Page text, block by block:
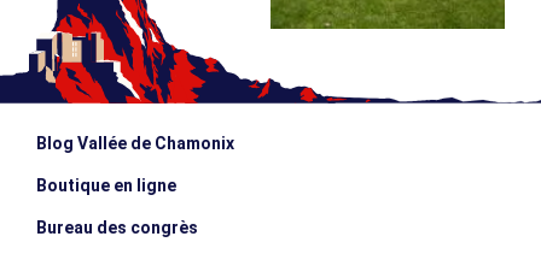
Blog Vallée de Chamonix
Boutique en ligne
Bureau des congrès